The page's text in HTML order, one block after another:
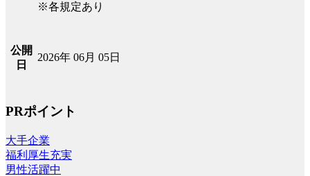
※各規定あり
公開
日
2026年 06月 05日
PRポイント
大手企業
福利厚生充実
男性活躍中